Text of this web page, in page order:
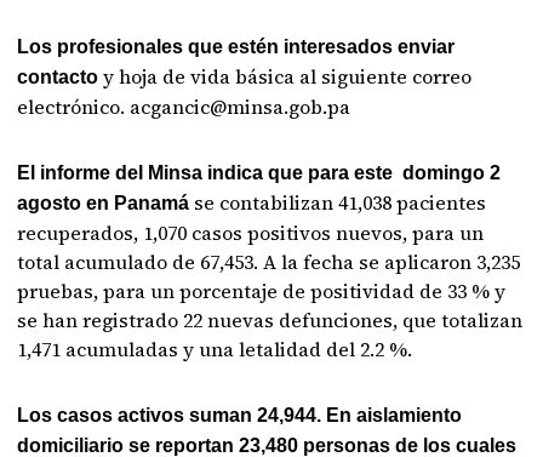
Los profesionales que estén interesados enviar
contacto y hoja de vida básica al siguiente correo
electrónico. acgancic@minsa.gob.pa
El informe del Minsa indica que para este domingo 2
agosto en Panamá se contabilizan 41,038 pacientes
recuperados, 1,070 casos positivos nuevos, para un
total acumulado de 67,453. A la fecha se aplicaron 3,235
pruebas, para un porcentaje de positividad de 33 % y
se han registrado 22 nuevas defunciones, que totalizan
1,471 acumuladas y una letalidad del 2.2 %.
Los casos activos suman 24,944. En aislamiento
domiciliario se reportan 23,480 personas de los cuales